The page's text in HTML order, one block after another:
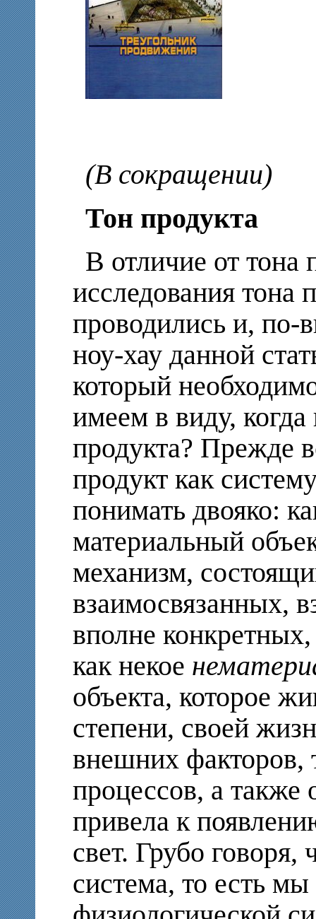
(В сокращении)
Тон продукта
В отличие от тона
исследования тона
проводились и, по-
ноу-хау данной
который
имеем в виду,
продукта? Прежде
продукт как
понимать двояко:
материальный
механизм,
взаимосвязанных,
вполне
как некое
объекта, которое
степени, своей
внешних факторов,
процессов, а также
привела к
свет. Грубо говоря,
система, то есть